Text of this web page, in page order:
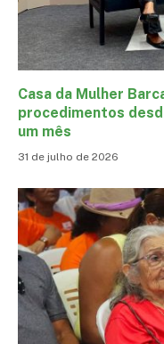
Casa da Mulher
procedimentos
um mês
31 de julho de 2026